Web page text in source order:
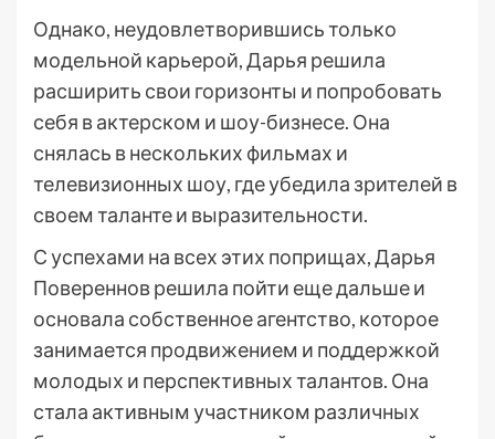
Однако, неудовлетворившись только
модельной карьерой, Дарья решила
расширить свои горизонты и попробовать
себя в актерском и шоу-бизнесе. Она
снялась в нескольких фильмах и
телевизионных шоу, где убедила зрителей в
своем таланте и выразительности.
С успехами на всех этих поприщах, Дарья
Повереннов решила пойти еще дальше и
основала собственное агентство, которое
занимается продвижением и поддержкой
молодых и перспективных талантов. Она
стала активным участником различных